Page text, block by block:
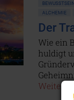
BEWUSSTSEIN
ALCHEMIE
Der
Wie ein
huldigt